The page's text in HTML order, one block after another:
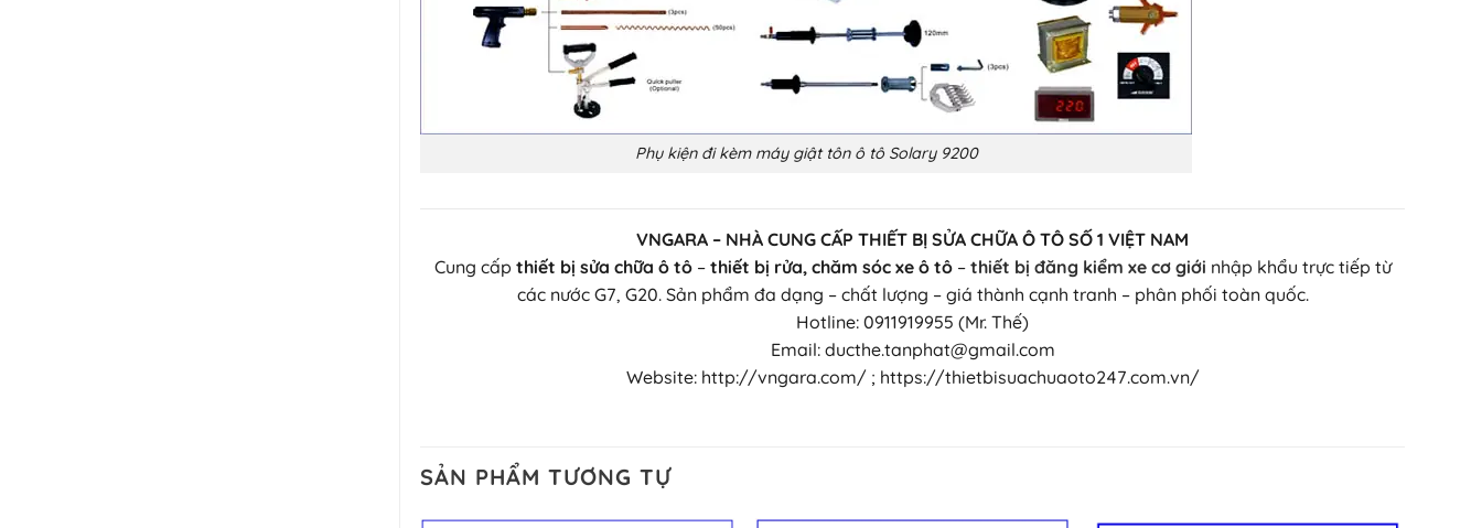
Phụ kiện đi kèm máy giật tôn ô tô Solary 9200
VNGARA – NHÀ CUNG CẤP THIẾT BỊ SỬA CHỮA Ô TÔ SỐ 1 VIỆT NAM
Cung cấp thiết bị sửa chữa ô tô– thiết bị rửa, chăm sóc xe ô tô– thiết bị đăng kiểm xe cơ giới nhập khẩu trực tiếp từ
các nước G7, G20. Sản phẩm đa dạng – chất lượng – giá thành cạnh tranh – phân phối toàn quốc.
Hotline: 0911919955 (Mr. Thế)
Email: ducthe.tanphat@gmail.com
Website: http://vngara.com/ ; https://thietbisuachuaoto247.com.vn/
SẢN PHẨM TƯƠNG TỰ